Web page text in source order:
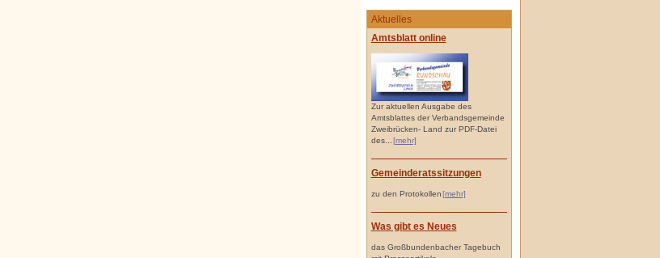
Aktuelles
Amtsblatt online
Zur aktuellen Ausgabe des
Amtsblattes der Verbandsgemeinde
Zweibrücken- Land zur PDF-Datei
des...
[mehr]
Gemeinderatssitzungen
zu den Protokollen[mehr]
Was gibt es Neues
das Großbundenbacher Tagebuch